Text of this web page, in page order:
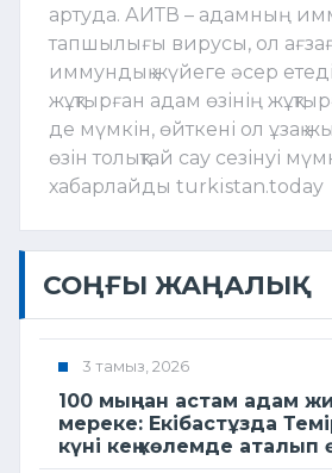
артуда. АИТВ – адамның
тапшылығы вирусы, ол
иммундық жүйеге әсер
жұқтырған адам өзінің
де мүмкін, өйткені ол ұзақ
өзін толықтай сау сезінуі
хабарлайды turkistan.today
СОҢҒЫ ЖАҢАЛЫҚ
3 тамыз, 2026
100 мыңнан астам адам
мереке: Екібастұзда
күні кең көлемде аталып